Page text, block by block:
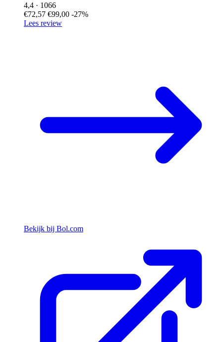
4,4 · 1066
€72,57 €99,00 -27%
Lees review
Bekijk bij Bol.com